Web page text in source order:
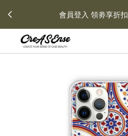
會員登入 領劵享折扣